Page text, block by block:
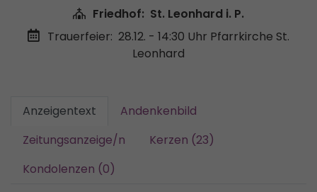
Friedhof: St. Leonhard i. P.
Trauerfeier: 28.12. - 14:30 Uhr Pfarrkirche St.
Leonhard
Anzeigentext
Andenkenbild
Zeitungsanzeige/n
Kerzen (23)
Kondolenzen (0)